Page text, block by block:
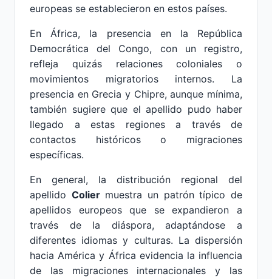
europeas se establecieron en estos países.
En África, la presencia en la República
Democrática del Congo, con un registro,
refleja quizás relaciones coloniales o
movimientos migratorios internos. La
presencia en Grecia y Chipre, aunque mínima,
también sugiere que el apellido pudo haber
llegado a estas regiones a través de
contactos históricos o migraciones
específicas.
En general, la distribución regional del
apellido Coliermuestra un patrón típico de
apellidos europeos que se expandieron a
través de la diáspora, adaptándose a
diferentes idiomas y culturas. La dispersión
hacia América y África evidencia la influencia
de las migraciones internacionales y las